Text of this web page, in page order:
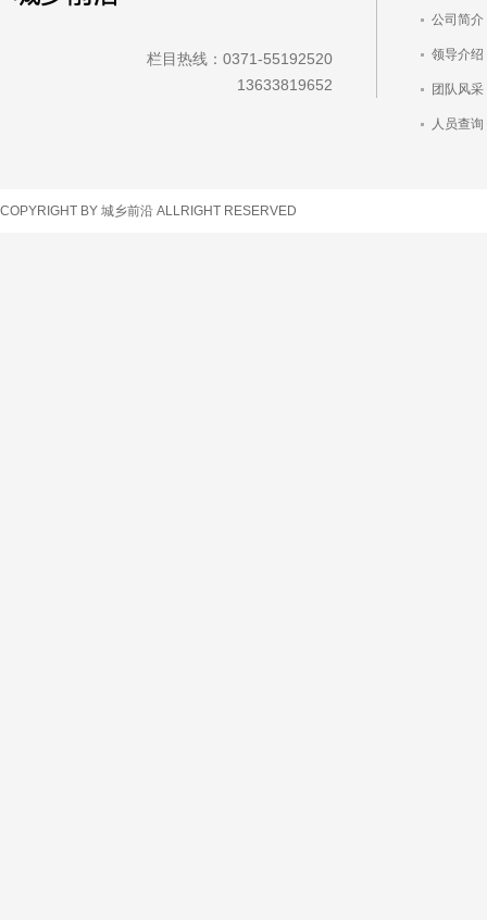
栏目热线：0371-55192520
13633819652
公司简介
领导介绍
团队风采
人员查询
COPYRIGHT BY 城乡前沿 ALLRIGHT RESERVED